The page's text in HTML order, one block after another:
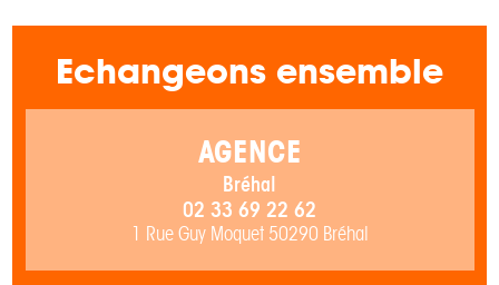
Echangeons ensemble
AGENCE
Bréhal
02 33 69 22 62
1 Rue Guy Moquet 50290 Bréhal